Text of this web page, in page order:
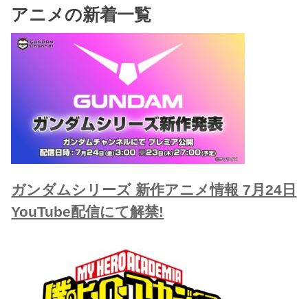
アニメの新着一覧
ガンダムシリーズ 新作アニメ情報 7月24日
YouTube配信にて解禁!